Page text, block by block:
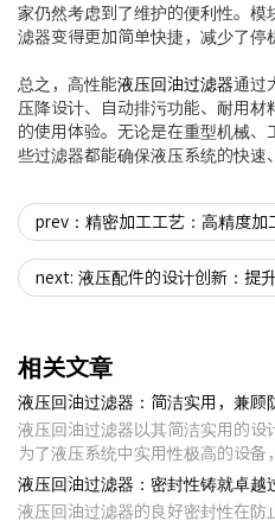
家仍然考虑到了维护的便利性。模
滤器变得更加简单快捷，减少了停
总之，高性能液压回油过滤器通过
压降设计、自动排污功能、耐用材
的使用体验。无论是在重型机械
些过滤器都能确保液压系统的快速
prev：精密加工工艺：高精度加
next: 液压配件的设计创新：提
相关文章
液压回油过滤器：简洁实用，兼顾
液压回油过滤器以其简洁实用的设
为了液压系统中实用性极高的设备
液压回油过滤器：密封性铸就卓越
液压回油过滤器的良好密封性在防